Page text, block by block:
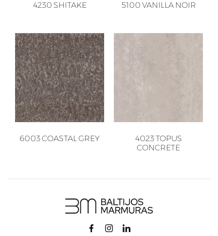
4230 SHITAKE 5100 VANILLA NOIR
6003 COASTAL GREY
4023 TOPUS
CONCRETE